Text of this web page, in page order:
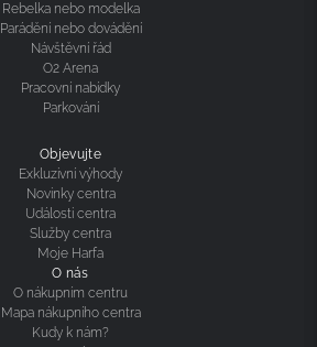
Rebelka nebo modelka
Parádění nebo dovádění
Návštěvní řád
O2 Arena
Pracovní nabídky
Parkování
Objevujte
Exkluzivní výhody
Novinky centra
Události centra
Služby centra
Moje Harfa
O nás
O nákupním centru
Mapa nákupního centra
Kudy k nám?